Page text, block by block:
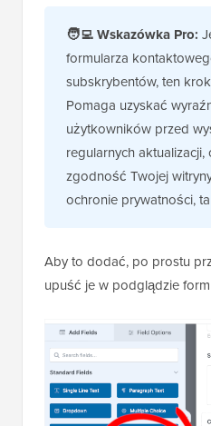
🧑‍💻 Wskazówka Pro:
formularza
subskrybentów, ten
Pomaga uzyskać
użytkowników przed
regularnych
zgodność Twojej
ochronie prywatności,
Aby to dodać, po prostu
upuść je w podglądzie